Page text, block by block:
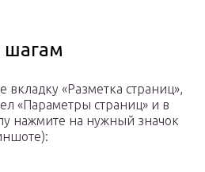
шагам
вкладку «Разметка страниц»,
«Параметры страниц» и в
нажмите на нужный значок